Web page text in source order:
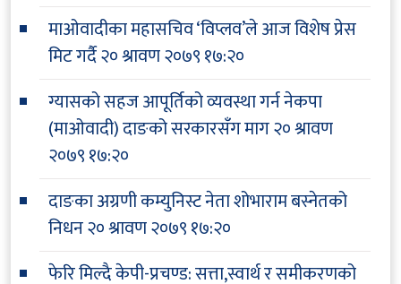
माओवादीका महासचिव ‘विप्लव’ले आज विशेष प्रेस
मिट गर्दै२० श्रावण २०७९ १७:२०
ग्यासको सहज आपूर्तिको व्यवस्था गर्न नेकपा
(माओवादी) दाङको सरकारसँग माग२० श्रावण
२०७९ १७:२०
दाङका अग्रणी कम्युनिस्ट नेता शोभाराम बस्नेतको
निधन२० श्रावण २०७९ १७:२०
फेरि मिल्दै केपी-प्रचण्ड: सत्ता,स्वार्थ र समीकरणको